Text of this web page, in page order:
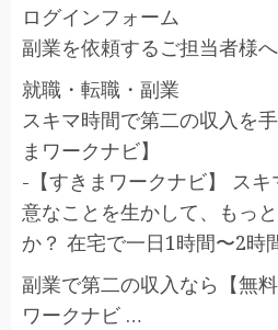
ログインフォーム
副業を依頼するご担当者様へ
就職・転職・副業
スキマ時間で第二の収入を
まワークナビ】
-【すきまワークナビ】 ス
意なことを生かして、もっ
か？ 在宅で一日1時間〜2時
副業で第二の収入なら【無
ワークナビ …